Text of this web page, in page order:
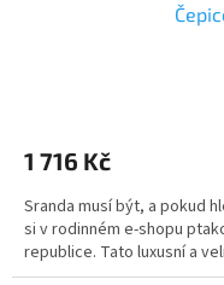
je
z
5
hvězdiček.
1 716 Kč
Sranda musí být, a pokud
si v rodinném e-shopu
republice. Tato luxusní a